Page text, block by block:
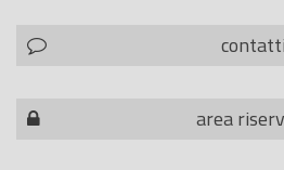
contatti
area